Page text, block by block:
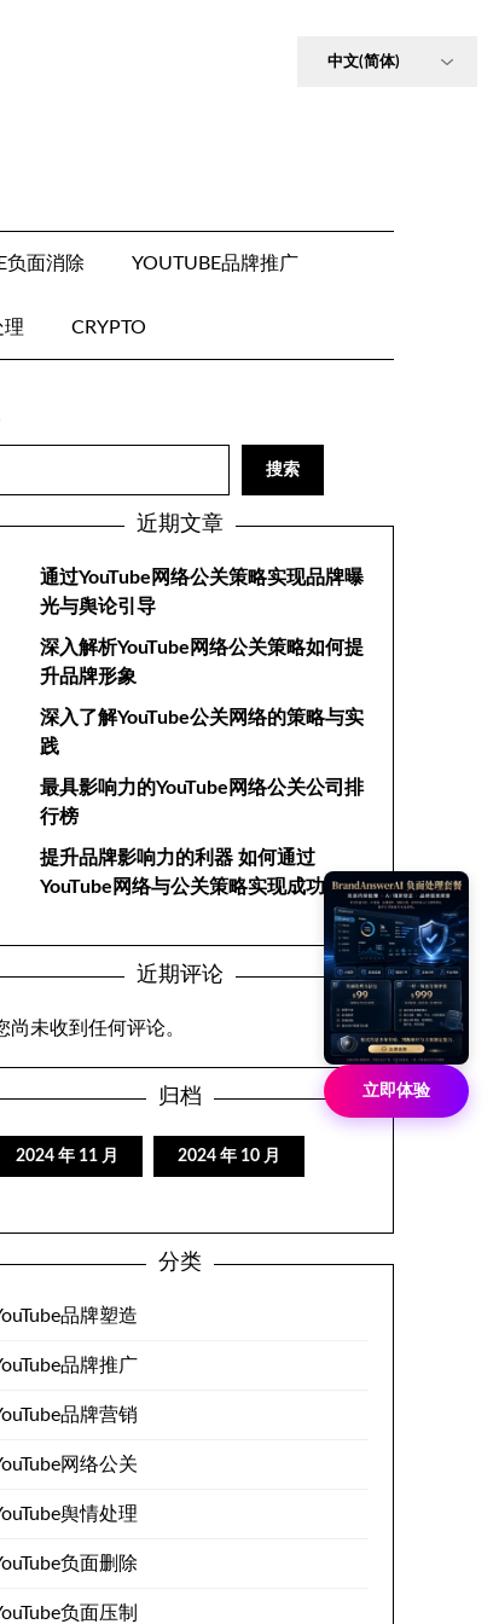
负面消除 YOUTUBE品牌推广
理 CRYPTO
搜索
近期文章
通过YouTube网络公关策略实现品牌曝
光与舆论引导
深入解析YouTube网络公关策略如何提
升品牌形象
深入了解YouTube公关网络的策略与实
践
最具影响力的YouTube网络公关公司排
行榜
提升品牌影响力的利器 如何通过
YouTube网络与公关策略实现成功
近期评论
尚未收到任何评论。
归档
2024 年 11 月 2024 年 10 月
分类
品牌塑造
品牌推广
品牌营销
网络公关
舆情处理
负面删除
负面压制
立即体验